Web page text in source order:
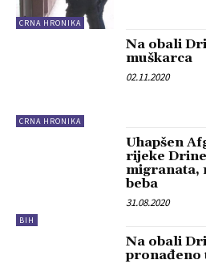
CRNA HRONIKA
CRNA HRONIKA
Na obali
muškarca
02.11.2020
BIH
Uhapšen
rijeke
migranata,
beba
31.08.2020
Na obali
pronađeno